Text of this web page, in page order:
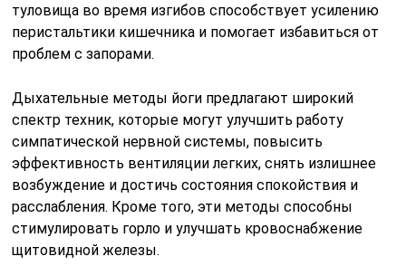
туловища во время изгибов способствует усилению
перистальтики кишечника и помогает избавиться от
проблем с запорами.
Дыхательные методы йоги предлагают широкий
спектр техник, которые могут улучшить работу
симпатической нервной системы, повысить
эффективность вентиляции легких, снять излишнее
возбуждение и достичь состояния спокойствия и
расслабления. Кроме того, эти методы способны
стимулировать горло и улучшать кровоснабжение
щитовидной железы.